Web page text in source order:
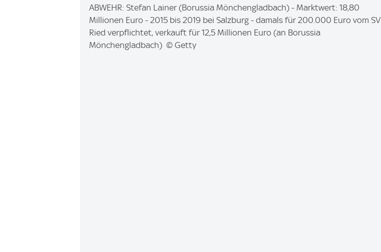
I
m
a
g
ABWEHR: Stefan Lainer (Borussia Mönchengladbach) - Marktwert: 18,80
Millionen Euro - 2015 bis 2019 bei Salzburg - damals für 200.000 Euro vom SV
Ried verpflichtet, verkauft für 12,5 Millionen Euro (an Borussia
Mönchengladbach) © Getty